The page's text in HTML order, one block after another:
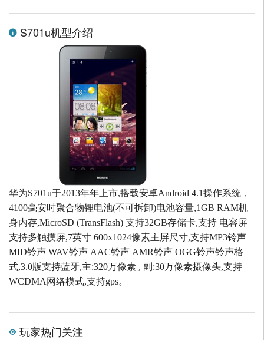
S701u机型介绍
华为S701u于2013年年上市,搭载安卓Android 4.1操作系统，
4100毫安时聚合物锂电池(不可拆卸)电池容量,1GB RAM机
身内存,MicroSD (TransFlash) 支持32GB存储卡,支持 电容屏
支持多触摸屏,7英寸 600x1024像素主屏尺寸,支持MP3铃声
MID铃声 WAV铃声 AAC铃声 AMR铃声 OGG铃声铃声格
式,3.0版支持蓝牙,主:320万像素 , 副:30万像素摄像头,支持
WCDMA网络模式,支持gps。
玩家热门关注